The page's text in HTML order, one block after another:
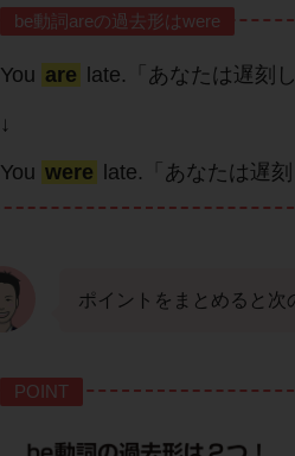
be動詞areの過去形はwere
You are late.「あなたは遅刻
↓
You were late.「あなたは遅刻
ポイントをまとめると次
POINT